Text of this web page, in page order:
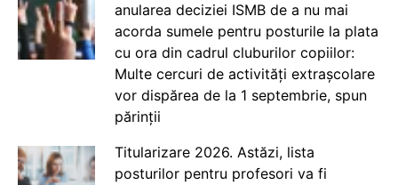
anularea deciziei ISMB de a nu mai
acorda sumele pentru posturile la plata
cu ora din cadrul cluburilor copiilor:
Multe cercuri de activități extrașcolare
vor dispărea de la 1 septembrie, spun
părinții
Titularizare 2026. Astăzi, lista
posturilor pentru profesori va fi